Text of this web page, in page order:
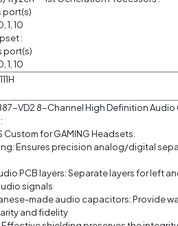
port(s)
1, 10
:
port(s)
1, 10
VD2 8-Channel High Definition Audio
Custom for GAMING Headsets.
Ensures precision analog/digital
PCB layers: Separate layers for left
signals
made audio capacitors: Provide
and fidelity